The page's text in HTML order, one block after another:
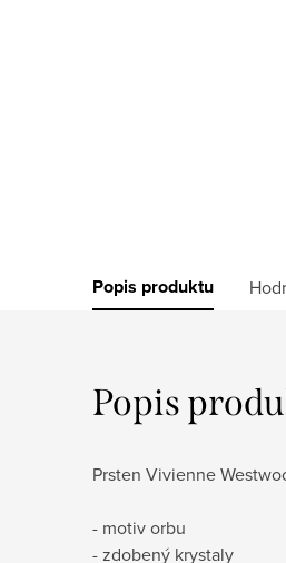
Popis produktu
Popis
Prsten Vivienne
- motiv orbu
- zdobený krystaly